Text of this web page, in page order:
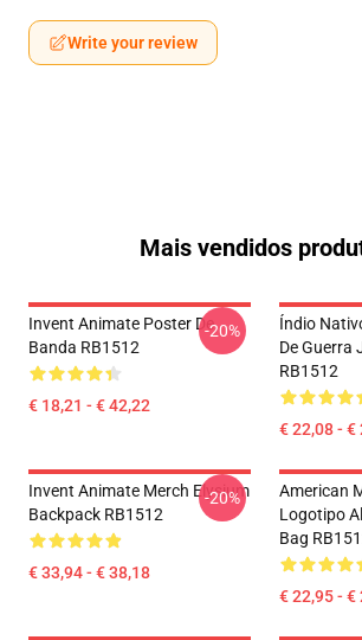
Write your review
Mais vendidos
Invent Animate Poster De
Banda RB1512
€ 18,21 - € 42,22
-20%
Índio
De Guerra
RB1512
€ 22,08 - €
Invent Animate Merch Elysium
Backpack RB1512
€ 33,94 - € 38,18
-20%
American
Logotipo
Bag
€ 22,95 - €